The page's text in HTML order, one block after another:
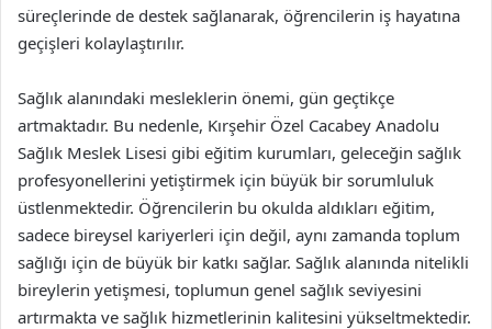
süreçlerinde de destek sağlanarak, öğrencilerin iş hayatına
geçişleri kolaylaştırılır.
Sağlık alanındaki mesleklerin önemi, gün geçtikçe
artmaktadır. Bu nedenle, Kırşehir Özel Cacabey Anadolu
Sağlık Meslek Lisesi gibi eğitim kurumları, geleceğin sağlık
profesyonellerini yetiştirmek için büyük bir sorumluluk
üstlenmektedir. Öğrencilerin bu okulda aldıkları eğitim,
sadece bireysel kariyerleri için değil, aynı zamanda toplum
sağlığı için de büyük bir katkı sağlar. Sağlık alanında nitelikli
bireylerin yetişmesi, toplumun genel sağlık seviyesini
artırmakta ve sağlık hizmetlerinin kalitesini yükseltmektedir.